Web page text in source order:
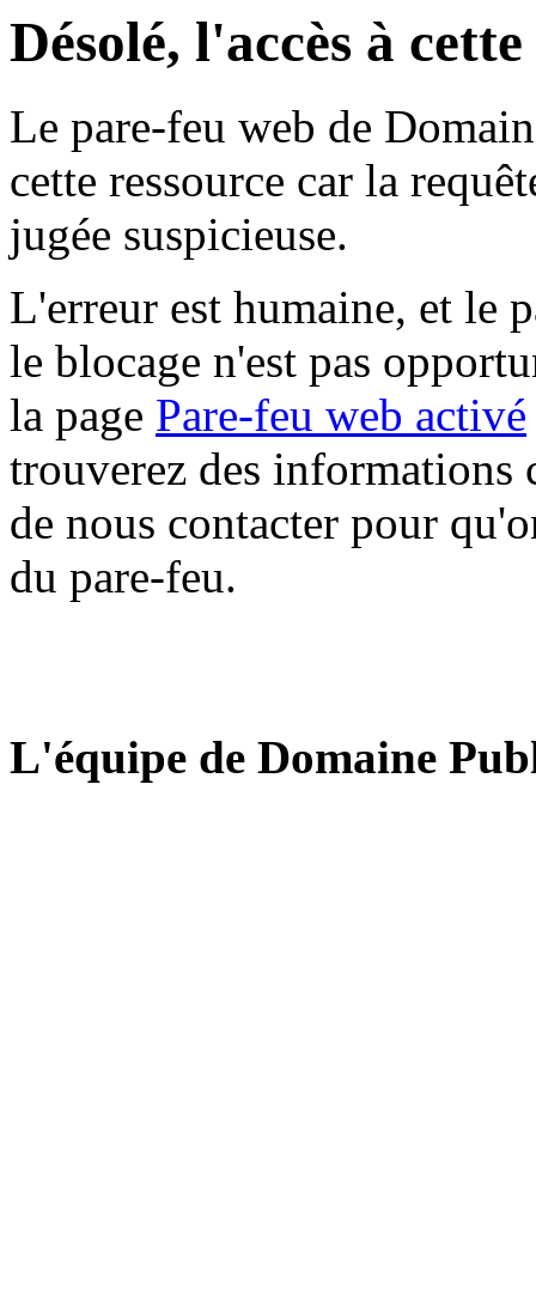
Désolé, l'accès à
Le pare-feu web de
cette ressource car la
jugée suspicieuse.
L'erreur est humaine, et le
le blocage n'est pas
la page Pare-feu web activé
trouverez des informations
de nous contacter pour
du pare-feu.
L'équipe de Domaine